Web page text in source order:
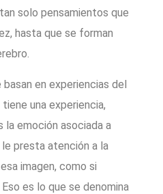
solo pensamientos que
hasta que se forman
en experiencias del
una experiencia,
emoción asociada a
presta atención a la
imagen, como si
es lo que se denomina